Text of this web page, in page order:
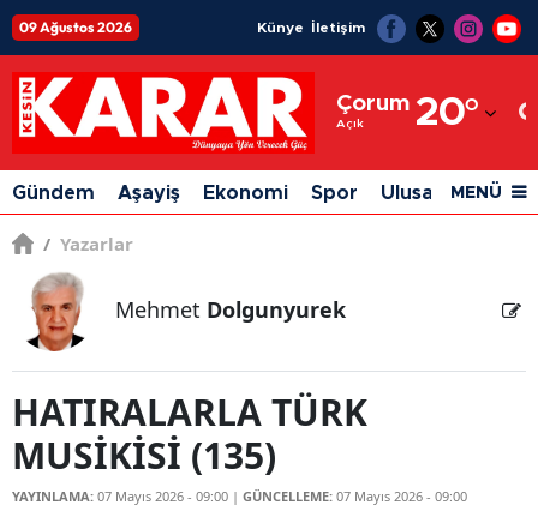
09 Ağustos 2026 Künye İletişim
Çorum
Açık 20°
Adıyaman
Afyonkarahisar
Ağrı
Antalya
Artvin
Gündem Aşayiş Ekonomi Spor Ulusal Siyaset
MENÜ
/ Yazarlar
Mehmet Dolgunyurek
HATIRALARLA TÜRK
MUSİKİSİ (135)
YAYINLAMA: 07 Mayıs 2026 - 09:00 | GÜNCELLEME: 07 Mayıs 2026 - 09:00